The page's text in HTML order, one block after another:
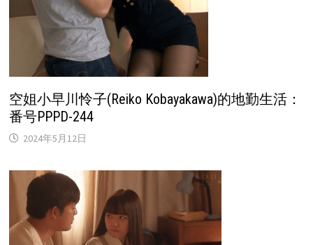
空姐小早川怜子(Reiko Kobayakawa)的地勤生活：
番号PPPD-244
2024年5月12日